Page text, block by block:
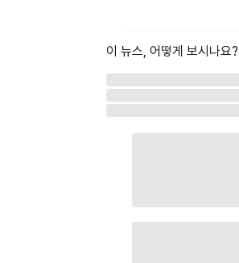
이 뉴스, 어떻게 보시나요?